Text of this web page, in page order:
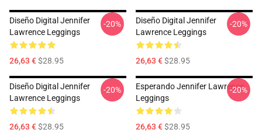
Diseño Digital Jennifer
Lawrence Leggings
26,63 €$28.95
-20%
Diseño Digital Jennifer
Lawrence Leggings
26,63 €$28.95
-20%
Diseño Digital Jennifer
Lawrence Leggings
26,63 €$28.95
-20%
Esperando Jennifer Lawrence
Leggings
26,63 €$28.95
-20%